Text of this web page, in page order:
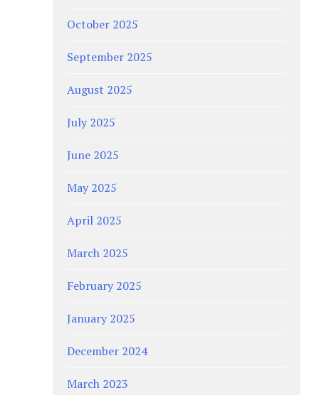
October 2025
September 2025
August 2025
July 2025
June 2025
May 2025
April 2025
March 2025
February 2025
January 2025
December 2024
March 2023